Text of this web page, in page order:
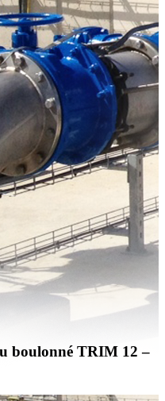
boulonné TRIM 12 –